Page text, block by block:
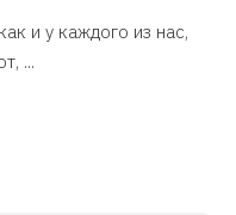
и у каждого из нас,
...